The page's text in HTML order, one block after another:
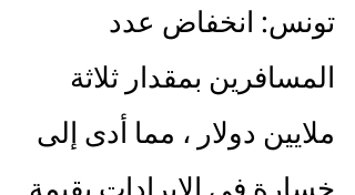
تونس: انخفاض عدد
المسافرين بمقدار ثلاثة
ملايين دولار ، مما أدى إلى
خسارة في الإيرادات بقيمة